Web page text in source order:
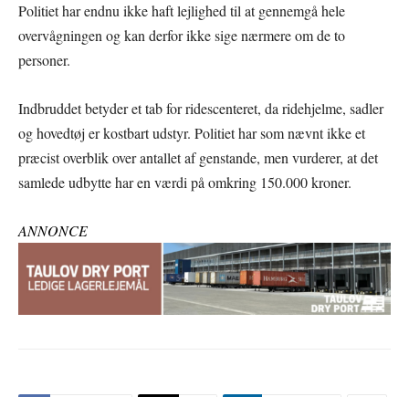
Politiet har endnu ikke haft lejlighed til at gennemgå hele
overvågningen og kan derfor ikke sige nærmere om de to
personer.
Indbruddet betyder et tab for ridescenteret, da ridehjelme, sadler
og hovedtøj er kostbart udstyr. Politiet har som nævnt ikke et
præcist overblik over antallet af genstande, men vurderer, at det
samlede udbytte har en værdi på omkring 150.000 kroner.
ANNONCE